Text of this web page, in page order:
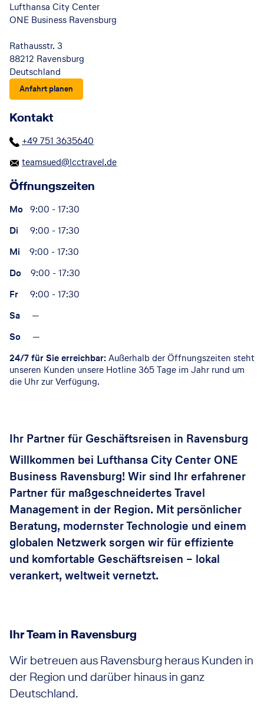
Lufthansa City Center
ONE Business Ravensburg
Rathausstr. 3
88212 Ravensburg
Deutschland
Anfahrt planen
Kontakt
+49 751 3635640
teamsued@lcctravel.de
Öffnungszeiten
Mo 9:00 - 17:30
Di 9:00 - 17:30
Mi 9:00 - 17:30
Do 9:00 - 17:30
Fr 9:00 - 17:30
Sa —
So —
24/7 für Sie erreichbar:Außerhalb der Öffnungszeiten steht
unseren Kunden unsere Hotline 365 Tage im Jahr rund um
die Uhr zur Verfügung.
Ihr Partner für Geschäftsreisen in Ravensburg
Willkommen bei Lufthansa City Center ONE
Business Ravensburg! Wir sind Ihr erfahrener
Partner für maßgeschneidertes Travel
Management in der Region. Mit persönlicher
Beratung, modernster Technologie und einem
globalen Netzwerk sorgen wir für effiziente
und komfortable Geschäftsreisen – lokal
verankert, weltweit vernetzt.
Ihr Team in Ravensburg
Wir betreuen aus Ravensburg heraus Kunden in
der Region und darüber hinaus in ganz
Deutschland.